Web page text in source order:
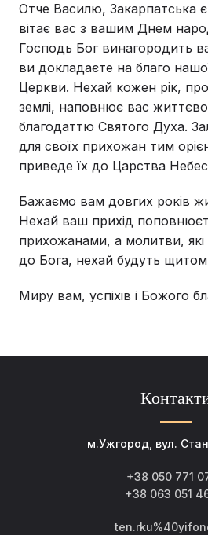
Отче Василю, Закарпатська
вітає вас з вашим Днем
Господь Бог винагородить
ви докладаєте на благо нашої
Церкви. Нехай кожен рік,
землі, наповнює вас
благодаттю Святого Духа.
для своїх прихожан тим
приведе їх до Царства
Бажаємо вам довгих років
Нехай ваш прихід
прихожанами, а молитви, які
до Бога, нехай будуть
Миру вам, успіхів і Божого
м.Ужгород, вул.
+38 050 771
+38 063 051